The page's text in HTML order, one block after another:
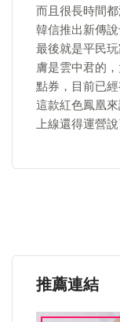
而且很長時間
韓信推出新傳說
最後就是平民
膚是雲中君的
點券，目前已
這款紅色鳳凰
上線還得運營
推薦連結